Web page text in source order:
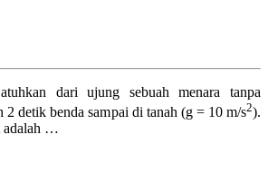
dari ujung sebuah menara tanpa
2 detik benda sampai di tanah (g = 10 m/s2).
adalah …